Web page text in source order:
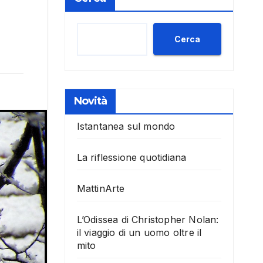
Cerca
Novità
Istantanea sul mondo
La riflessione quotidiana
MattinArte
L’Odissea di Christopher Nolan:
il viaggio di un uomo oltre il
mito